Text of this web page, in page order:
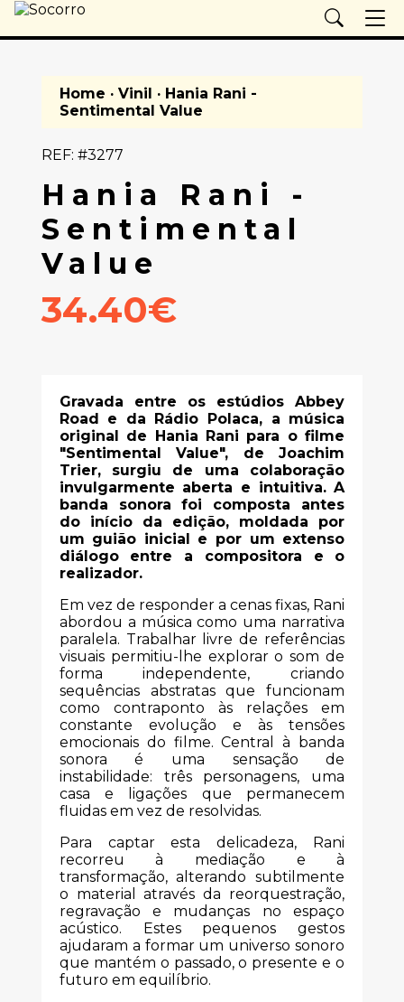
Home · Vinil · Hania Rani -
Sentimental Value
REF: #3277
Hania Rani -
Sentimental
Value
34.40€
Gravada entre os estúdios Abbey
Road e da Rádio Polaca, a música
original de Hania Rani para o filme
"Sentimental Value", de Joachim
Trier, surgiu de uma colaboração
invulgarmente aberta e intuitiva. A
banda sonora foi composta antes
do início da edição, moldada por
um guião inicial e por um extenso
diálogo entre a compositora e o
realizador.
Em vez de responder a cenas fixas, Rani
abordou a música como uma narrativa
paralela. Trabalhar livre de referências
visuais permitiu-lhe explorar o som de
forma independente, criando
sequências abstratas que funcionam
como contraponto às relações em
constante evolução e às tensões
emocionais do filme. Central à banda
sonora é uma sensação de
instabilidade: três personagens, uma
casa e ligações que permanecem
fluidas em vez de resolvidas.
Para captar esta delicadeza, Rani
recorreu à mediação e à
transformação, alterando subtilmente
o material através da reorquestração,
regravação e mudanças no espaço
acústico. Estes pequenos gestos
ajudaram a formar um universo sonoro
que mantém o passado, o presente e o
futuro em equilíbrio.